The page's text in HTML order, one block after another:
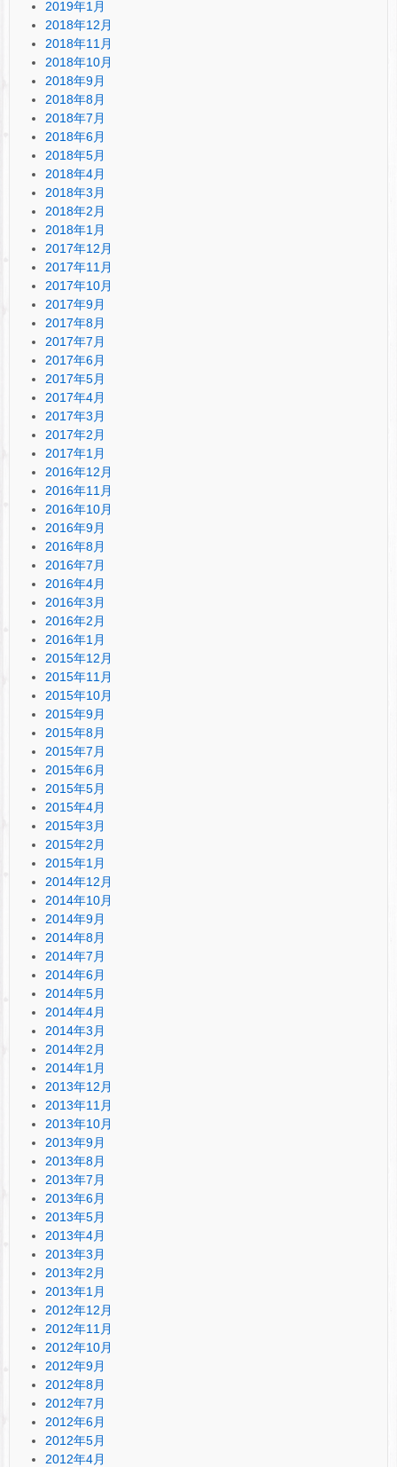
2019年1月
2018年12月
2018年11月
2018年10月
2018年9月
2018年8月
2018年7月
2018年6月
2018年5月
2018年4月
2018年3月
2018年2月
2018年1月
2017年12月
2017年11月
2017年10月
2017年9月
2017年8月
2017年7月
2017年6月
2017年5月
2017年4月
2017年3月
2017年2月
2017年1月
2016年12月
2016年11月
2016年10月
2016年9月
2016年8月
2016年7月
2016年4月
2016年3月
2016年2月
2016年1月
2015年12月
2015年11月
2015年10月
2015年9月
2015年8月
2015年7月
2015年6月
2015年5月
2015年4月
2015年3月
2015年2月
2015年1月
2014年12月
2014年10月
2014年9月
2014年8月
2014年7月
2014年6月
2014年5月
2014年4月
2014年3月
2014年2月
2014年1月
2013年12月
2013年11月
2013年10月
2013年9月
2013年8月
2013年7月
2013年6月
2013年5月
2013年4月
2013年3月
2013年2月
2013年1月
2012年12月
2012年11月
2012年10月
2012年9月
2012年8月
2012年7月
2012年6月
2012年5月
2012年4月